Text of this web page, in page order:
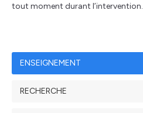
tout moment durant l’intervention.
ENSEIGNEMENT
RECHERCHE